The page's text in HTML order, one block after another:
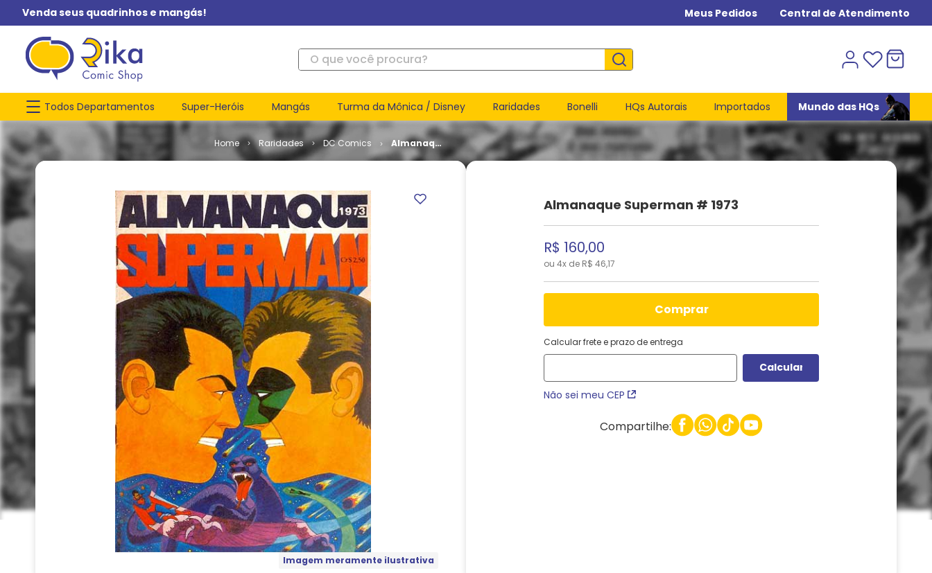
Venda seus quadrinhos e mangás! Meus Pedidos Central de Atendimento
O que você procura?
Todos Departamentos Super-Heróis Mangás Turma da Mônica / Disney Raridades Bonelli HQs Autorais Importados Mundo das HQs
Raridades DC Comics
Almanaque
Superman
Imagem meramente ilustrativa
Almanaque Superman # 1973
R$ 160,00
ou 4x de R$ 46,17
comprar
Calcular frete e prazo de entrega
Não sei meu CEP
Compartilhe: